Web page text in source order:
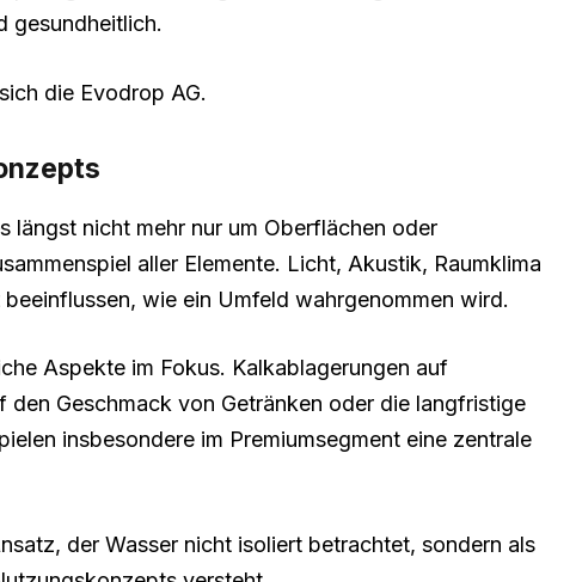
gesundheitlich.
die Evodrop AG.
längst nicht mehr nur um Oberflächen oder
aller Elemente. Licht, Akustik, Raumklima
wie ein Umfeld wahrgenommen wird.
Aspekte im Fokus. Kalkablagerungen auf
Geschmack von Getränken oder die langfristige
insbesondere im Premiumsegment eine zentrale
der Wasser nicht isoliert betrachtet, sondern als